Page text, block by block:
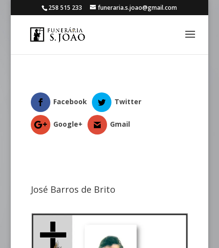
258 515 233 funeraria.s.joao@gmail.com
Facebook Twitter
Google+ Gmail
José Barros de Brito